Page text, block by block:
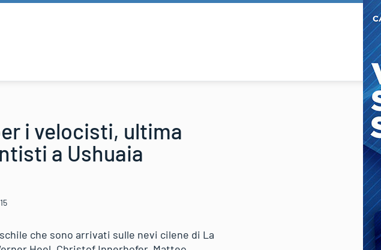
i velocisti, ultima
a Ushuaia
che sono arrivati sulle nevi cilene di La